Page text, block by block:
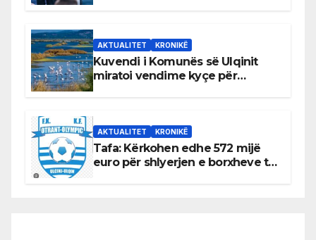
AKTUALITET KRONIKË
Kuvendi i Komunës së Ulqinit
miratoi vendime kyçe për
AKTUALITET KRONIKË
Tafa: Kërkohen edhe 572 mijë
euro për shlyerjen e borxheve të